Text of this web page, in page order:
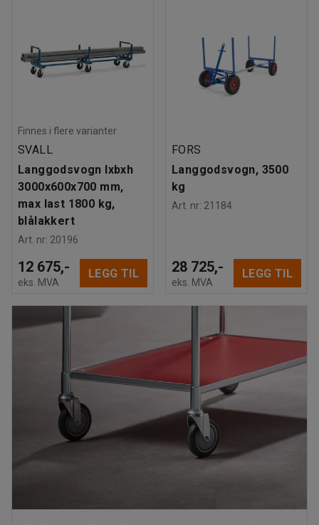
Finnes i flere varianter
SVALL
Langgodsvogn lxbxh
3000x600x700 mm,
max last 1800 kg,
blålakkert
Art. nr: 20196
12 675,-
eks. MVA
LEGG TIL
FORS
Langgodsvogn, 3500
kg
Art. nr: 21184
28 725,-
eks. MVA
LEGG TIL